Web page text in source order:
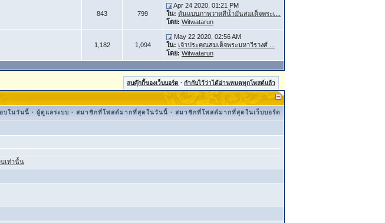
843 799
Apr 24 2020, 01:21 PM
ใน: ต้นแบบภาพวาดสีน้ำมันสมเด็จพระเ...
โดย: Witwatarun
1,182 1,094
May 22 2020, 02:56 AM
ใน: เจ้าประคุณสมเด็จพระมหาวีรวงศ์ ...
โดย: Witwatarun
ลบคุ๊กกี้ของเว็บบอร์ด · กำกับไว้ว่าได้อ่านหมดทุกโพสต์แล้ว
บในวันนี้ · ผู้ดูแลระบบ · สมาชิกที่โพสต์มากที่สุดในวันนี้ · สมาชิกที่โพสต์มากที่สุดในเว็บบอร์ด
เท่านั้น